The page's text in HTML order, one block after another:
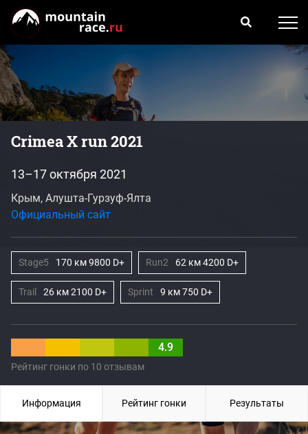
Crimea X run 2021
4.9
Рейтинг гонки по 10 отзывам
13–17 октября 2021
Крым, Алушта-Гурзуф-Ялта
Официальный сайт
Stage5 170 км 9800 D+ Run2 62 км 4200 D+
Trail 26 км 2100 D+ Sprint 9 км 750 D+
Информация Рейтинг гонки Результаты